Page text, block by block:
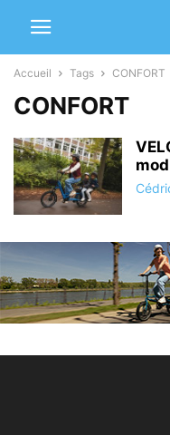
Accueil Tags CONFORT
CONFORT